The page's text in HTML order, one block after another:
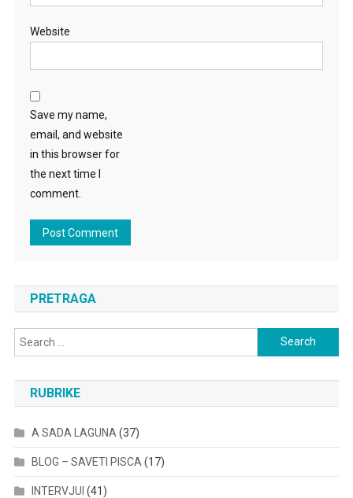
Website
Save my name,
email, and website
in this browser for
the next time I
comment.
PRETRAGA
Search
for:
RUBRIKE
A SADA LAGUNA (37)
BLOG – SAVETI PISCA (17)
INTERVJUI (41)